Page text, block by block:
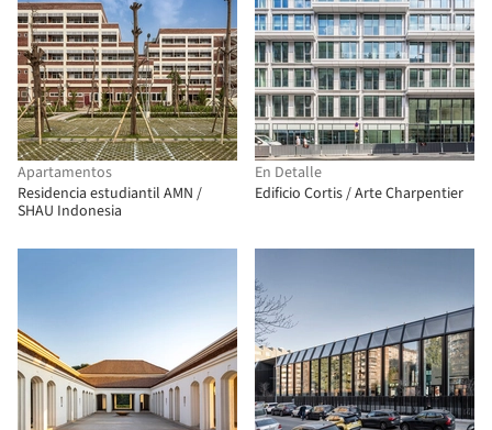
Apartamentos
Residencia estudiantil AMN /
SHAU Indonesia
En Detalle
Edificio Cortis / Arte Charpentier